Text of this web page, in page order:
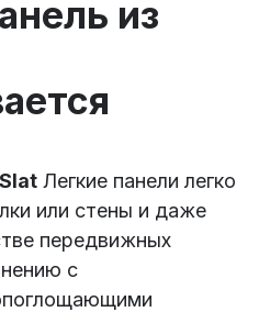
из
Легкие панели легко
или стены и даже
передвижных
с